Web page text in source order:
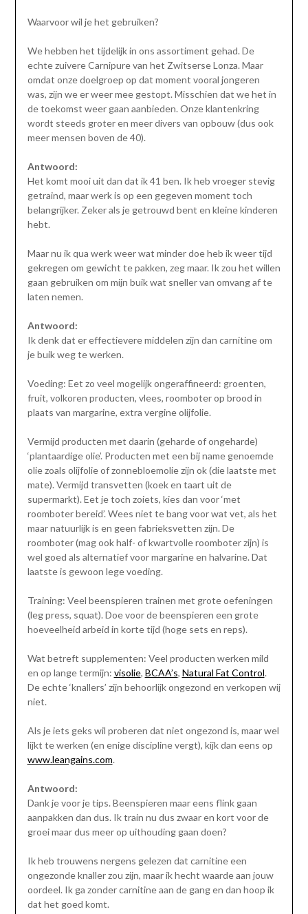
Waarvoor wil je het gebruiken?
We hebben het tijdelijk in ons assortiment gehad. De
echte zuivere Carnipure van het Zwitserse Lonza. Maar
omdat onze doelgroep op dat moment vooral jongeren
was, zijn we er weer mee gestopt. Misschien dat we het in
de toekomst weer gaan aanbieden. Onze klantenkring
wordt steeds groter en meer divers van opbouw (dus ook
meer mensen boven de 40).
Antwoord:
Het komt mooi uit dan dat ik 41 ben. Ik heb vroeger stevig
getraind, maar werk is op een gegeven moment toch
belangrijker. Zeker als je getrouwd bent en kleine kinderen
hebt.
Maar nu ik qua werk weer wat minder doe heb ik weer tijd
gekregen om gewicht te pakken, zeg maar. Ik zou het willen
gaan gebruiken om mijn buik wat sneller van omvang af te
laten nemen.
Antwoord:
Ik denk dat er effectievere middelen zijn dan carnitine om
je buik weg te werken.
Voeding: Eet zo veel mogelijk ongeraffineerd: groenten,
fruit, volkoren producten, vlees, roomboter op brood in
plaats van margarine, extra vergine olijfolie.
Vermijd producten met daarin (geharde of ongeharde)
‘plantaardige olie’. Producten met een bij name genoemde
olie zoals olijfolie of zonnebloemolie zijn ok (die laatste met
mate). Vermijd transvetten (koek en taart uit de
supermarkt). Eet je toch zoiets, kies dan voor ‘met
roomboter bereid’. Wees niet te bang voor wat vet, als het
maar natuurlijk is en geen fabrieksvetten zijn. De
roomboter (mag ook half- of kwartvolle roomboter zijn) is
wel goed als alternatief voor margarine en halvarine. Dat
laatste is gewoon lege voeding.
Training: Veel beenspieren trainen met grote oefeningen
(leg press, squat). Doe voor de beenspieren een grote
hoeveelheid arbeid in korte tijd (hoge sets en reps).
Wat betreft supplementen: Veel producten werken mild
en op lange termijn: visolie, BCAA’s, Natural Fat Control.
De echte ‘knallers’ zijn behoorlijk ongezond en verkopen wij
niet.
Als je iets geks wil proberen dat niet ongezond is, maar wel
lijkt te werken (en enige discipline vergt), kijk dan eens op
www.leangains.com.
Antwoord:
Dank je voor je tips. Beenspieren maar eens flink gaan
aanpakken dan dus. Ik train nu dus zwaar en kort voor de
groei maar dus meer op uithouding gaan doen?
Ik heb trouwens nergens gelezen dat carnitine een
ongezonde knaller zou zijn, maar ik hecht waarde aan jouw
oordeel. Ik ga zonder carnitine aan de gang en dan hoop ik
dat het goed komt.